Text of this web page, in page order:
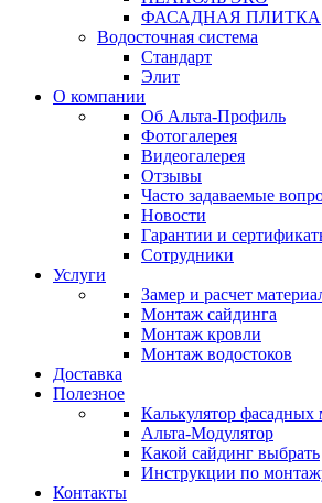
ФАСАДНАЯ ПЛИТКА
Водосточная система
Стандарт
Элит
О компании
Об Альта-Профиль
Фотогалерея
Видеогалерея
Отзывы
Часто задаваемые
Новости
Гарантии и
Сотрудники
Услуги
Замер и расчет
Монтаж сайдинга
Монтаж кровли
Монтаж водостоков
Доставка
Полезное
Калькулятор фасадных
Альта-Модулятор
Какой сайдинг выбрать
Инструкции по
Контакты